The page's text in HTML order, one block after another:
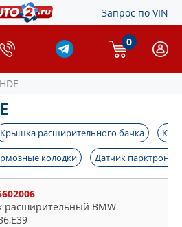
Запрос по VIN
0
HDE
Крышка расширительного бачка
колодки Датчик
расширительный BMW